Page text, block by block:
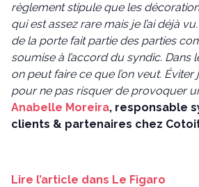
règlement stipule que les
qui est assez rare mais je l’ai déjà
de la porte fait partie des parties
soumise à l’accord du syndic. Dans
on peut faire ce que l’on veut.
pour ne pas risquer de provoquer
Anabelle Moreira, responsable
clients & partenaires chez
Lire l’article dans Le Figaro